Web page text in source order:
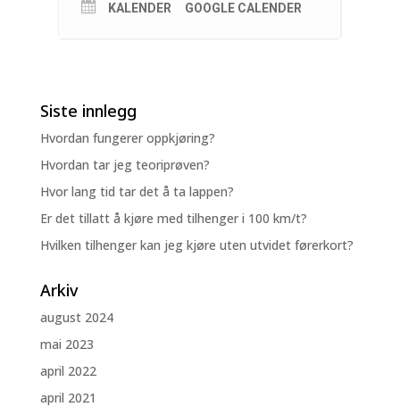
KALENDER GOOGLE CALENDER
Siste innlegg
Hvordan fungerer oppkjøring?
Hvordan tar jeg teoriprøven?
Hvor lang tid tar det å ta lappen?
Er det tillatt å kjøre med tilhenger i 100 km/t?
Hvilken tilhenger kan jeg kjøre uten utvidet førerkort?
Arkiv
august 2024
mai 2023
april 2022
april 2021